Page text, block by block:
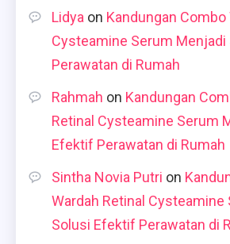
Lidya on Kandungan Combo
Cysteamine Serum
Perawatan di Rumah
Rahmah on Kandungan
Retinal Cysteamine Serum
Efektif Perawatan di Rumah
Sintha Novia Putri on
Wardah Retinal Cysteamine
Solusi Efektif Perawatan di